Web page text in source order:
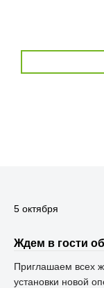
5 октября
Ждем в гости
Приглашаем всех
установки новой